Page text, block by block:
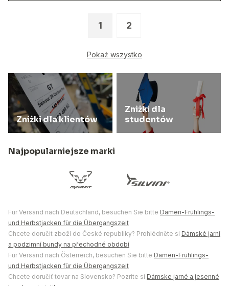
1 2
Pokaż wszystko
Zniżki dla klientów
Zniżki dla
studentów
Najpopularniejsze marki
Für Versand nach Deutschland, besuchen Sie bitte Damen-Frühlings-
und Herbstjacken für die Übergangszeit
Chcete doručit zboží do České republiky? Prohlédněte si Dámské jarní
a podzimní bundy na přechodné období
Für Versand nach Österreich, besuchen Sie bitte Damen-Frühlings-
und Herbstjacken für die Übergangszeit
Chcete doručiť tovar na Slovensko? Pozrite si Dámske jarné a jesenné